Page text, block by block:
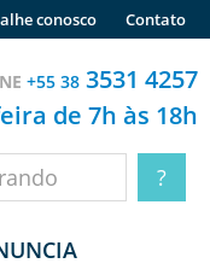
conosco Contato
+55 38 3531 4257
de 7h às 18h